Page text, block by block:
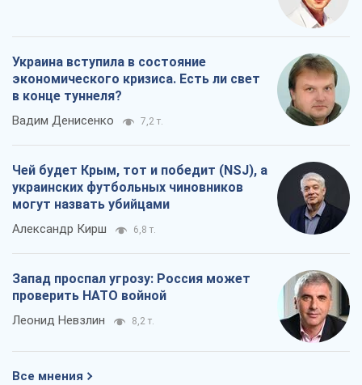
Украина вступила в состояние
экономического кризиса. Есть ли свет
в конце туннеля?
Вадим Денисенко 7,2 т.
Чей будет Крым, тот и победит (NSJ), а
украинских футбольных чиновников
могут назвать убийцами
Александр Кирш 6,8 т.
Запад проспал угрозу: Россия может
проверить НАТО войной
Леонид Невзлин 8,2 т.
Все мнения